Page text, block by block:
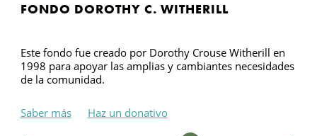
FONDO DOROTHY C. WITHERILL
Este fondo fue creado por Dorothy Crouse Witherill en
1998 para apoyar las amplias y cambiantes necesidades
de la comunidad.
Saber más Haz un donativo